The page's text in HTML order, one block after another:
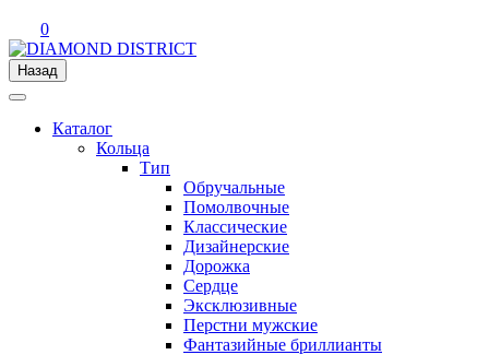
0
Назад
Каталог
Кольца
Тип
Обручальные
Помолвочные
Классические
Дизайнерские
Дорожка
Сердце
Эксклюзивные
Перстни мужские
Фантазийные бриллианты